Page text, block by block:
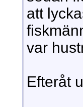
att
var
Efteråt